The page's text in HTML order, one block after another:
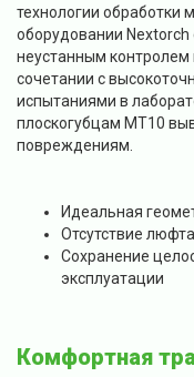
технологии обработки
оборудовании
неустанным
сочетании с
испытаниями в
плоскогубцам MT10
повреждениям.
Идеальная
Отсутствие
Сохранение
эксплуатации
Комфортная